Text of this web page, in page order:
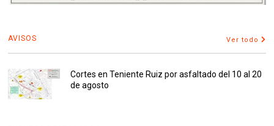
AVISOS Ver todo
Cortes en Teniente Ruiz por asfaltado del 10 al 20
de agosto